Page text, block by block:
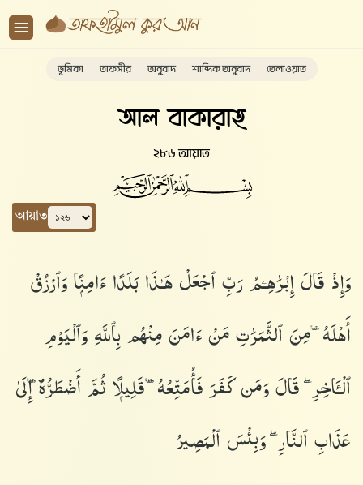
ভূমিকা তাফসীর অনুবাদ শাব্দিক অনুবাদ তেলাওয়াত
আল বাকারাহ
২৮৬ আয়াত
আয়াত
وَإِذْ قَالَ إِبْرَٰهِـۧمُ رَبِّ ٱجْعَلْ هَـٰذَا بَلَدًا ءَامِنًۭا وَٱرْزُقْ
أَهْلَهُۥ مِنَ ٱلثَّمَرَٰتِ مَنْ ءَامَنَ مِنْهُم بِٱللَّهِ وَٱلْيَوْمِ
ٱلْـَٔاخِرِ ۖ قَالَ وَمَن كَفَرَ فَأُمَتِّعُهُۥ قَلِيلًۭا ثُمَّ أَضْطَرُّهُۥٓ إِلَىٰ
عَذَابِ ٱلنَّارِ ۖ وَبِئْسَ ٱلْمَصِيرُ